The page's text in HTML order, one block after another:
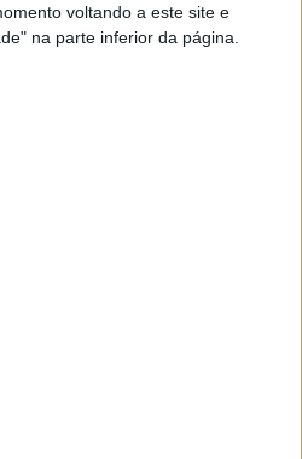
voltando a este site e
na parte inferior da página.
balcão do